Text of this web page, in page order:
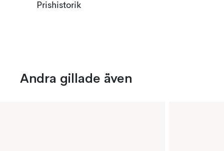
Prishistorik
Andra gillade även